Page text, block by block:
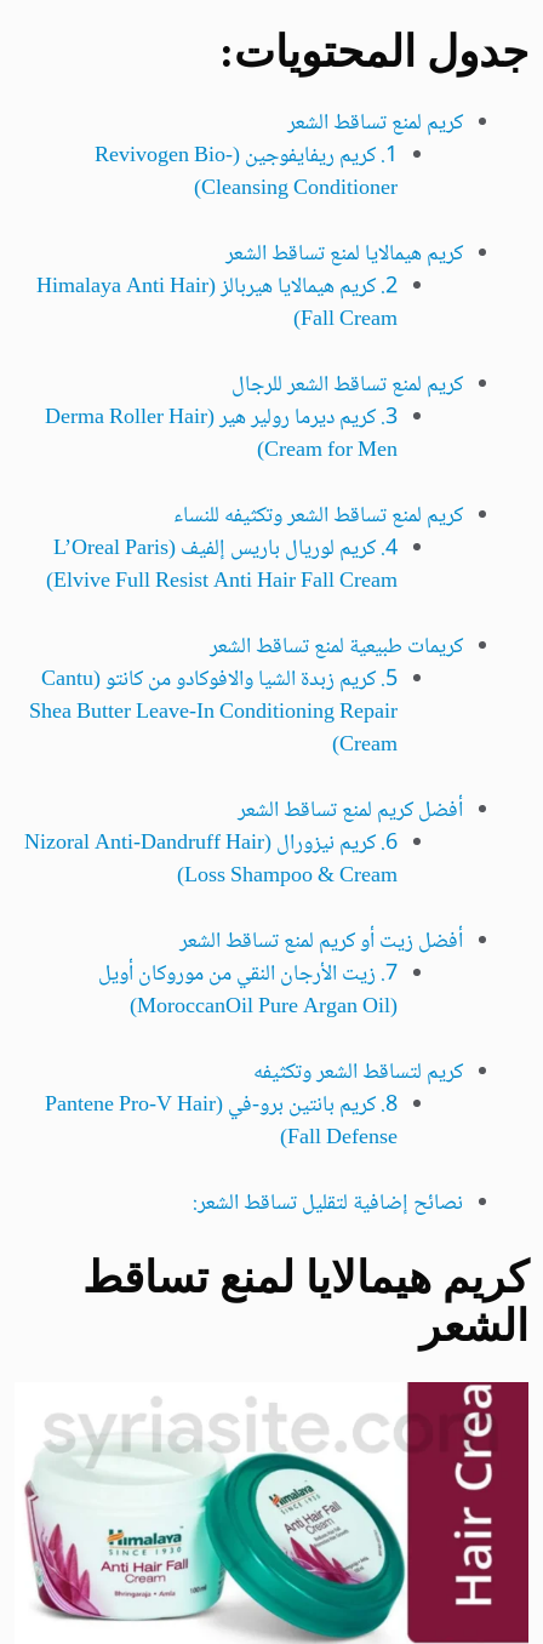
جدول المحتويات:
كريم لمنع تساقط الشعر
1. كريم ريفايفوجين (Revivogen Bio-
Cleansing Conditioner)
كريم هيمالايا لمنع تساقط الشعر
2. كريم هيمالايا هيربالز (Himalaya Anti Hair
Fall Cream)
كريم لمنع تساقط الشعر للرجال
3. كريم ديرما رولير هير (Derma Roller Hair
Cream for Men)
كريم لمنع تساقط الشعر وتكثيفه للنساء
4. كريم لوريال باريس إلفيف (L’Oreal Paris
Elvive Full Resist Anti Hair Fall Cream)
كريمات طبيعية لمنع تساقط الشعر
5. كريم زبدة الشيا والافوكادو من كانتو (Cantu
Shea Butter Leave-In Conditioning Repair
Cream)
أفضل كريم لمنع تساقط الشعر
6. كريم نيزورال (Nizoral Anti-Dandruff Hair
Loss Shampoo & Cream)
أفضل زيت أو كريم لمنع تساقط الشعر
7. زيت الأرجان النقي من موروكان أويل
(MoroccanOil Pure Argan Oil)
كريم لتساقط الشعر وتكثيفه
8. كريم بانتين برو-في (Pantene Pro-V Hair
Fall Defense)
نصائح إضافية لتقليل تساقط الشعر:
كريم هيمالايا لمنع تساقط
الشعر